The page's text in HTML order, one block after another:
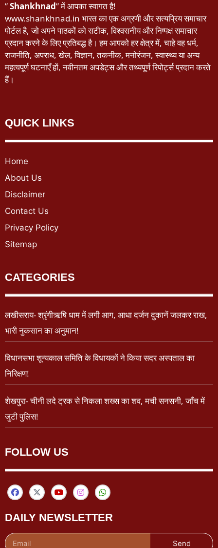
”Shankhnad” में आपका स्वागत है!
www.shankhnad.in भारत का एक अग्रणी और सत्यप्रिय समाचार
पोर्टल है, जो अपने पाठकों को सटीक, विश्वसनीय और निष्पक्ष समाचार
प्रदान करने के लिए प्रतिबद्ध है। हम आपको हर क्षेत्र में, चाहे वह धर्म,
राजनीति, अपराध, खेल, विज्ञान, तकनीक, मनोरंजन, स्वास्थ्य या अन्य
महत्वपूर्ण घटनाएँ हों, नवीनतम अपडेट्स और तथ्यपूर्ण रिपोर्ट्स प्रदान करते
हैं।
QUICK LINKS
Home
About Us
Disclaimer
Contact Us
Privacy Policy
Sitemap
CATEGORIES
लखीसराय- श्रृंगीऋषि धाम में लगी आग, आधा दर्जन दुकानें जलकर राख,
भारी नुकसान का अनुमान!
विधानसभा शून्यकाल समिति के विधायकों ने किया सदर अस्पताल का
निरिक्षण!
शेखपुरा- चीनी लदे ट्रक से निकला शख्स का शव, मची सनसनी, जाँच में
जुटी पुलिस!
FOLLOW US
DAILY NEWSLETTER
Send